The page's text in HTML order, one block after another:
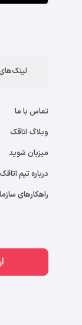
لینک‌های
تماس با ما
وبلاگ اتاقک
میزبان شوید
درباره تیم اتاقک
راهکارهای